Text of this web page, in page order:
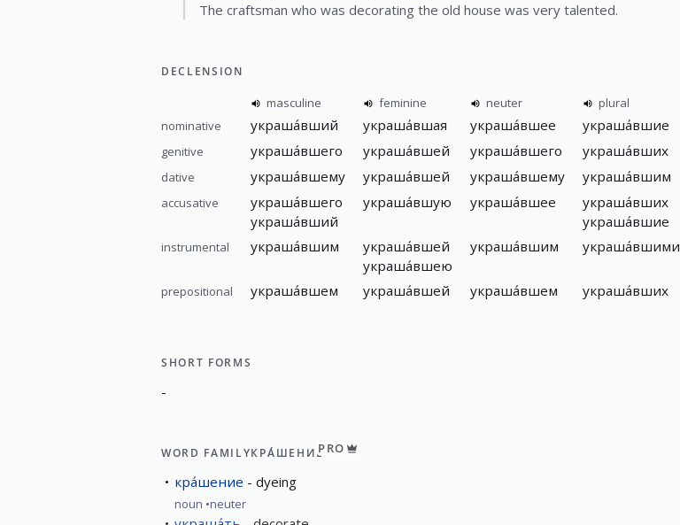
The craftsman who was decorating the old house was very talented.
DECLENSION
masculine feminine neuter
plural
nominative
украша́вший украша́вшая украша́вшее украша́вшие
genitive украша́вшего украша́вшей украша́вшего украша́вших
dative украша́вшему украша́вшей украша́вшему украша́вшим
accusative
украша́вшего
украша́вший
украша́вшую украша́вшее
украша́вших
украша́вшие
instrumental украша́вшим
украша́вшей
украша́вшею
украша́вшим украша́вшими
prepositional украша́вшем украша́вшей украша́вшем украша́вших
SHORT FORMS
-
WORD FAMILYКРА́ШЕНИЕPRO
кра́шение dyeing
noun neuter